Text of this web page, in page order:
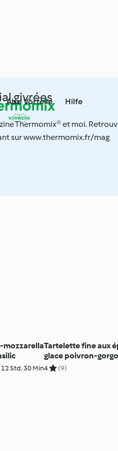
Abo Vorteile Hilfe
givrées
Thermomix® et moi.
sur www.thermomix.fr/mag
mozzarella
12 Std. 30 Min
Tartelette fine aux
glace poivron-
4 (9)